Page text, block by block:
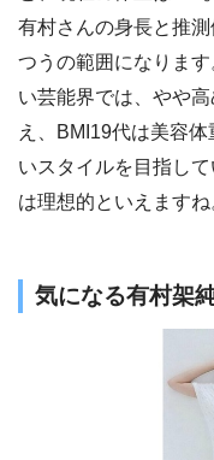
有村さんの身長と推
つうの範囲になりま
い芸能界では、やや
え、BMI19代は美容
いスタイルを目指し
は理想的といえますね
気になる有村架